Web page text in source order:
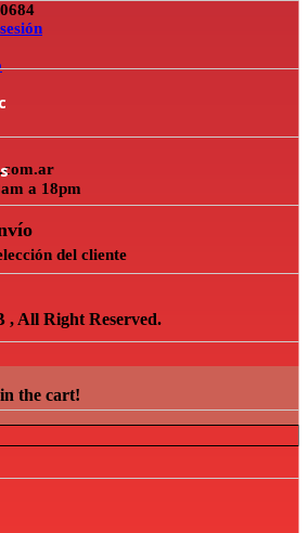
a 18pm
del cliente
All Right Reserved.
the cart!